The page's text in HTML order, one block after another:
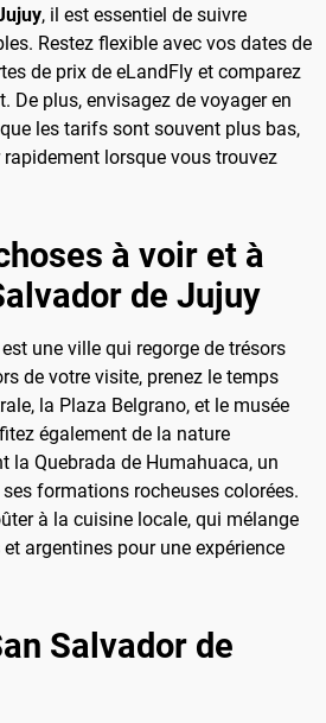
, il est essentiel de suivre
Restez flexible avec vos dates de
de prix de eLandFly et comparez
De plus, envisagez de voyager en
les tarifs sont souvent plus bas,
rapidement lorsque vous trouvez
à voir et à
de Jujuy
une ville qui regorge de trésors
de votre visite, prenez le temps
la Plaza Belgrano, et le musée
également de la nature
la Quebrada de Humahuaca, un
formations rocheuses colorées.
à la cuisine locale, qui mélange
argentines pour une expérience
Salvador de